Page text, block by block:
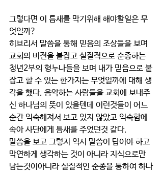
그렇다면 이 틈새를 막기위해 해야할일은 무
엇일까?
히브리서 말씀을 통해 믿음의 조상들을 보며
교회의 비전을 붙잡고 실질적으로 순종하는
청년2부의 형누나들을 보며 내가 믿음으로 붙
잡고 할 수 있는 한가지는 무엇일까에 대해 생
각을 했다. 음악하는 사람들을 교회에 보내주
신 하나님의 뜻이 있을텐데 이런것들이 어느
순간 익숙해져서 보고 있지 않았고 익숙함에
속아 사단에게 틈새를 주었던것 같다.
말씀을 보고 그렇지 역시 말씀이 답이야 하고
막연하게 생각하는 것이 아니라 지식으로만
남는것이아니라 실질적인 순종을 통하여 하나